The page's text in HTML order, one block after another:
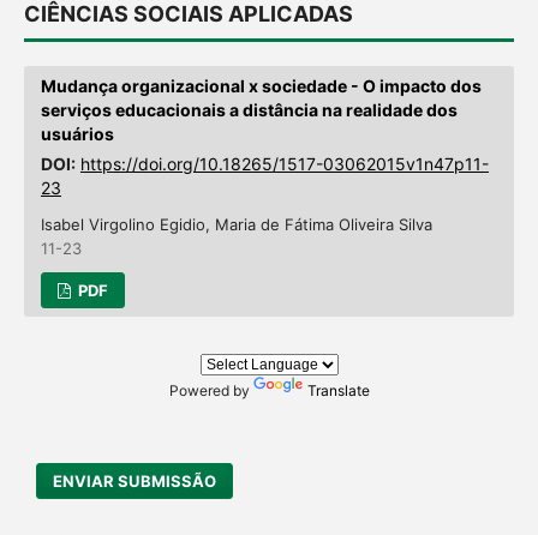
CIÊNCIAS SOCIAIS APLICADAS
Mudança organizacional x sociedade - O impacto dos
serviços educacionais a distância na realidade dos
usuários
DOI: https://doi.org/10.18265/1517-03062015v1n47p11-
23
Isabel Virgolino Egidio, Maria de Fátima Oliveira Silva
11-23
PDF
Powered by Translate
ENVIAR SUBMISSÃO